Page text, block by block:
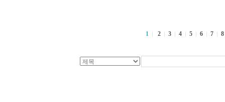
1 2 3 4 5 6 7 8